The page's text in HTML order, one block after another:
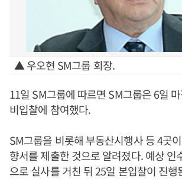
▲ 우오현 SM그룹 회장.
11일 SM그룹에 따르면 SM그룹은 6일
비입찰에 참여했다.
SM그룹을 비롯해 부동산시행사 등 4곳
향서를 제출한 것으로 알려졌다. 예상 인
으로 실사를 거친 뒤 25일 본입찰이 진행